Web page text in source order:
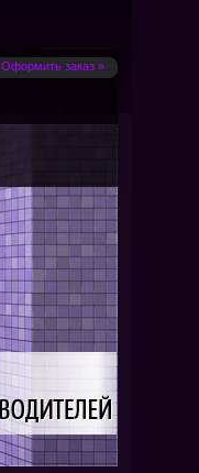
Оформить заказ »